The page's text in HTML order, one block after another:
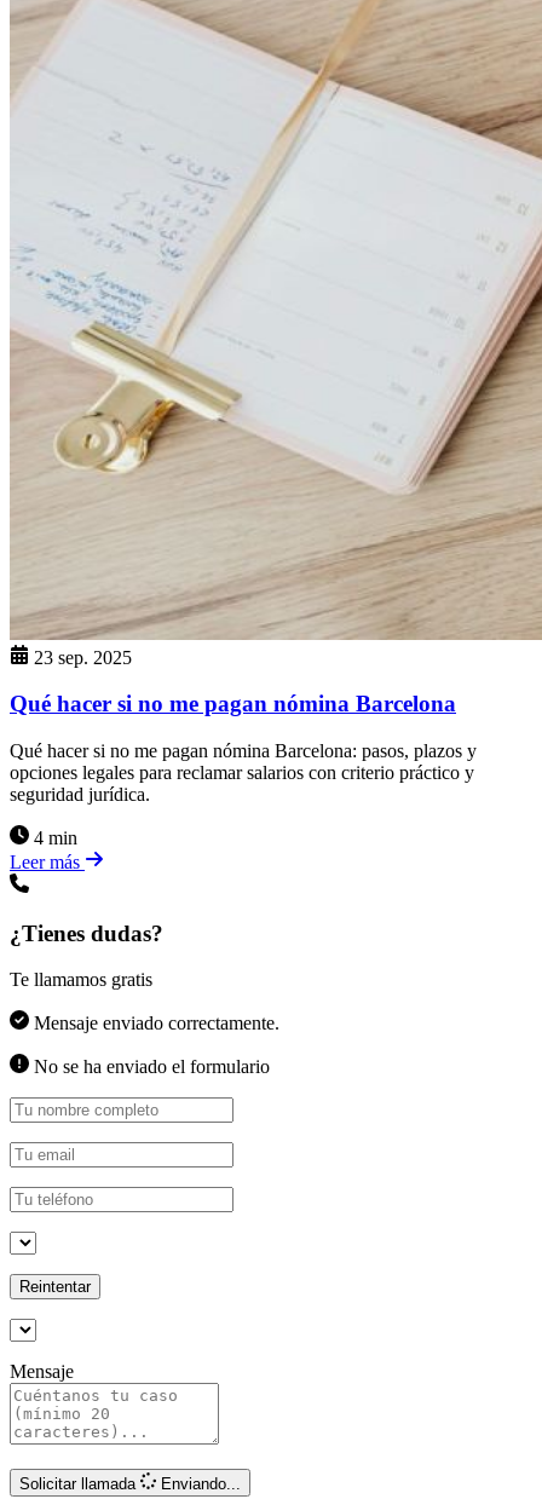
23 sep. 2025
Qué hacer si no me pagan nómina Barcelona
Qué hacer si no me pagan nómina Barcelona: pasos, plazos y
opciones legales para reclamar salarios con criterio práctico y
seguridad jurídica.
4 min
Leer más
¿Tienes dudas?
Te llamamos gratis
Mensaje enviado correctamente.
No se ha enviado el formulario
Reintentar
Mensaje
Solicitar llamada Enviando...